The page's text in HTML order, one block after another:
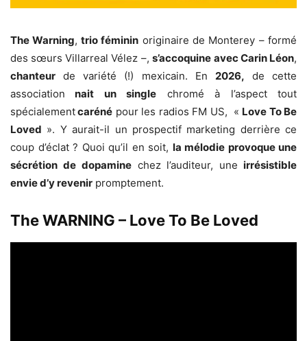
The Warning, trio féminin originaire de Monterey – formé
des sœurs Villarreal Vélez –, s’accoquine avec Carin Léon,
chanteur de variété (!) mexicain. En 2026, de cette
association nait un single chromé à l’aspect tout
spécialementcaréné pour les radios FM US, « Love To Be
Loved ». Y aurait-il un prospectif marketing derrière ce
coup d’éclat ? Quoi qu’il en soit, la mélodie provoque une
sécrétion de dopaminechez l’auditeur, une irrésistible
envie d’y revenir promptement.
The WARNING – Love To Be Loved